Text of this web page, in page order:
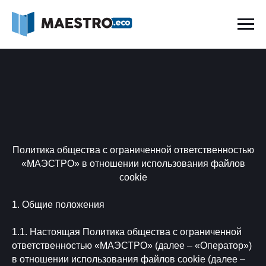
Политика общества с ограниченной ответственностью
«МАЭСТРО» в отношении использования файлов
cookie
1. Общие положения
1.1. Настоящая Политика общества с ограниченной
ответственностью «МАЭСТРО» (далее – «Оператор»)
в отношении использования файлов cookie (далее –